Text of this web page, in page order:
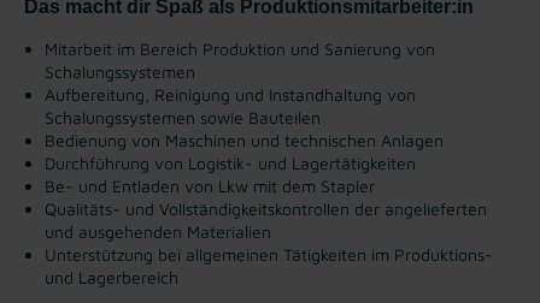
Das macht dir Spaß als Produktionsmitarbeiter:in
Mitarbeit im Bereich Produktion und Sanierung von
Schalungssystemen
Aufbereitung, Reinigung und Instandhaltung von
Schalungssystemen sowie Bauteilen
Bedienung von Maschinen und technischen Anlagen
Durchführung von Logistik- und Lagertätigkeiten
Be- und Entladen von Lkw mit dem Stapler
Qualitäts- und Vollständigkeitskontrollen der angelieferten
und ausgehenden Materialien
Unterstützung bei allgemeinen Tätigkeiten im Produktions-
und Lagerbereich